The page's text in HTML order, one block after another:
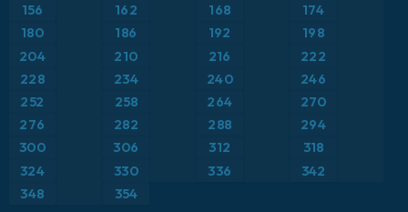
Estados Unidos
Europa
Francia
Grecia
Islandia
Temperatura a 2 m
Temperatura a 500 hPa
Temperatura a 850 hPa
Viento a 10 m
156 162 168 174
180 186 192
198
204
210 216
222
228
234 240
246
252
258 264 270
276 282 288 294
300 306 312
318
324
330 336
342
348
354